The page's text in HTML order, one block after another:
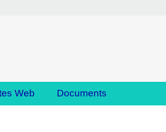
Web Documents